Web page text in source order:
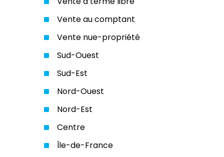
Vente au comptant
Vente nue-propriété
Sud-Ouest
Sud-Est
Nord-Ouest
Nord-Est
Centre
Île-de-France